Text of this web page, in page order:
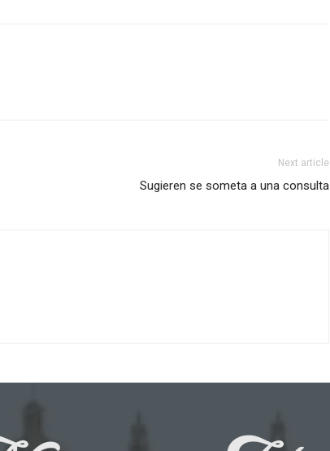
Next article
Sugieren se someta a una consulta